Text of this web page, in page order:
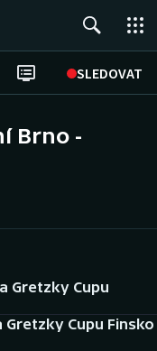
SLEDOVAT
Brno -
Gretzky Cupu
Cupu Finsko